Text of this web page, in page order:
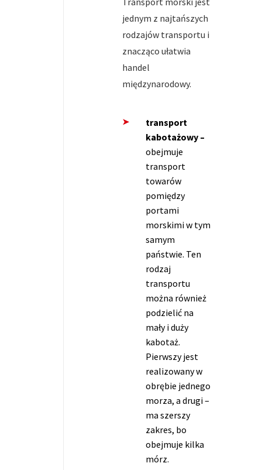
jednym z najtańszych
rodzajów transportu i
znacząco ułatwia
handel
międzynarodowy.
transport
kabotażowy –
obejmuje
transport
towarów
pomiędzy
portami
morskimi w tym
samym
państwie. Ten
rodzaj
transportu
można również
podzielić na
mały i duży
kabotaż.
Pierwszy jest
realizowany w
obrębie jednego
morza, a drugi –
ma szerszy
zakres, bo
obejmuje kilka
mórz.